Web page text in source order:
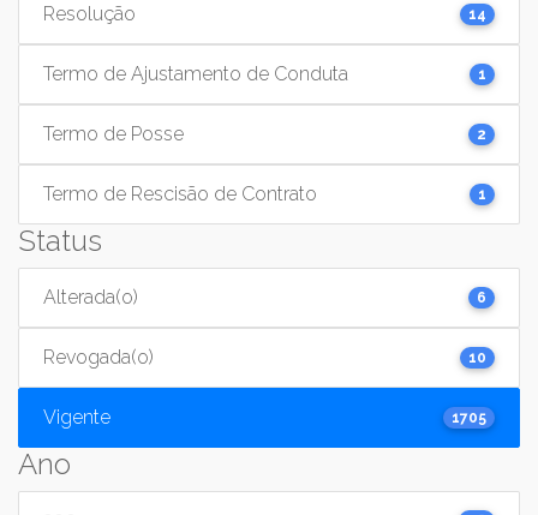
Resolução 14
Termo de Ajustamento de Conduta 1
Termo de Posse 2
Termo de Rescisão de Contrato 1
Status
Alterada(o) 6
Revogada(o) 10
Vigente 1705
Ano